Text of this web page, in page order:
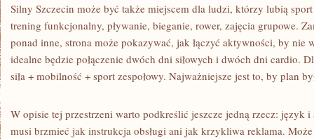
Silny Szczecin może być także miejscem dla ludzi, którzy lubią
trening funkcjonalny, pływanie, bieganie, rower, zajęcia grupowe.
ponad inne, strona może pokazywać, jak łączyć aktywności, by nie
idealne będzie połączenie dwóch dni siłowych i dwóch dni cardio.
siła + mobilność + sport zespołowy. Najważniejsze jest to, by plan
W opisie tej przestrzeni warto podkreślić jeszcze jedną rzecz: język
musi brzmieć jak instrukcja obsługi ani jak krzykliwa reklama.